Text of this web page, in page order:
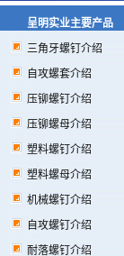
呈明实业主要产品
三角牙螺钉介绍
自攻螺套介绍
压铆螺钉介绍
压铆螺母介绍
塑料螺钉介绍
塑料螺母介绍
机械螺钉介绍
自攻螺钉介绍
耐落螺钉介绍